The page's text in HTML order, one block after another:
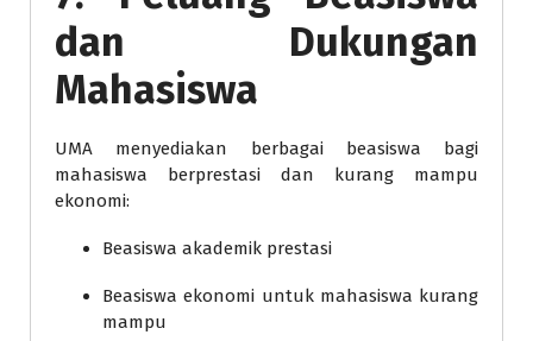
dan Dukungan
Mahasiswa
UMA menyediakan berbagai beasiswa bagi
mahasiswa berprestasi dan kurang mampu
ekonomi:
Beasiswa akademik prestasi
Beasiswa ekonomi untuk mahasiswa kurang
mampu